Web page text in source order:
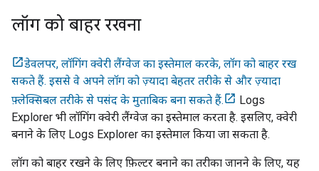
लॉग को बाहर रखना
डेवलपर, लॉगिंग क्वेरी लैंग्वेज का इस्तेमाल करके, लॉग को बाहर रख
सकते हैं. इससे वे अपने लॉग को ज़्यादा बेहतर तरीके से और ज़्यादा
फ़्लेक्सिबल तरीके से पसंद के मुताबिक बना सकते हैं.
Logs
Explorer भी लॉगिंग क्वेरी लैंग्वेज का इस्तेमाल करता है. इसलिए, क्वेरी
बनाने के लिए Logs Explorer का इस्तेमाल किया जा सकता है.
लॉग को बाहर रखने के लिए फ़िल्टर बनाने का तरीका जानने के लिए, यह